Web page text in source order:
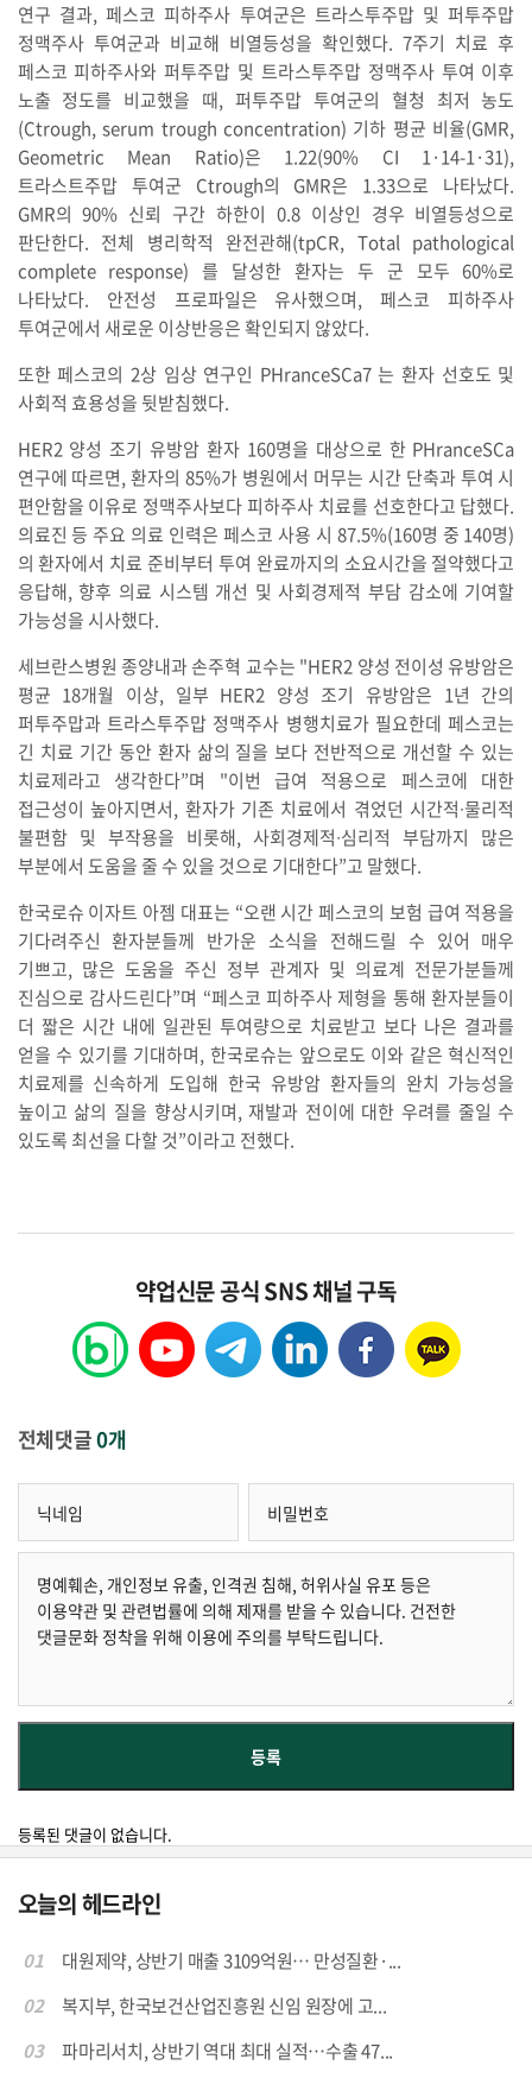
연구 결과, 페스코 피하주사 투여군은 트라스투주맙 및 퍼투주맙
정맥주사 투여군과 비교해 비열등성을 확인했다. 7주기 치료 후
페스코 피하주사와 퍼투주맙 및 트라스투주맙 정맥주사 투여 이후
노출 정도를 비교했을 때, 퍼투주맙 투여군의 혈청 최저 농도
(Ctrough, serum trough concentration) 기하 평균 비율(GMR,
Geometric Mean Ratio)은 1.22(90% CI 1·14-1·31),
트라스트주맙 투여군 Ctrough의 GMR은 1.33으로 나타났다.
GMR의 90% 신뢰 구간 하한이 0.8 이상인 경우 비열등성으로
판단한다. 전체 병리학적 완전관해(tpCR, Total pathological
complete response) 를 달성한 환자는 두 군 모두 60%로
나타났다. 안전성 프로파일은 유사했으며, 페스코 피하주사
투여군에서 새로운 이상반응은 확인되지 않았다.
또한 페스코의 2상 임상 연구인 PHranceSCa7 는 환자 선호도 및
사회적 효용성을 뒷받침했다.
HER2 양성 조기 유방암 환자 160명을 대상으로 한 PHranceSCa
연구에 따르면, 환자의 85%가 병원에서 머무는 시간 단축과 투여 시
편안함을 이유로 정맥주사보다 피하주사 치료를 선호한다고 답했다.
의료진 등 주요 의료 인력은 페스코 사용 시 87.5%(160명 중 140명)
의 환자에서 치료 준비부터 투여 완료까지의 소요시간을 절약했다고
응답해, 향후 의료 시스템 개선 및 사회경제적 부담 감소에 기여할
가능성을 시사했다.
세브란스병원 종양내과 손주혁 교수는 "HER2 양성 전이성 유방암은
평균 18개월 이상, 일부 HER2 양성 조기 유방암은 1년 간의
퍼투주맙과 트라스투주맙 정맥주사 병행치료가 필요한데 페스코는
긴 치료 기간 동안 환자 삶의 질을 보다 전반적으로 개선할 수 있는
치료제라고 생각한다”며 "이번 급여 적용으로 페스코에 대한
접근성이 높아지면서, 환자가 기존 치료에서 겪었던 시간적∙물리적
불편함 및 부작용을 비롯해, 사회경제적∙심리적 부담까지 많은
부분에서 도움을 줄 수 있을 것으로 기대한다”고 말했다.
한국로슈 이자트 아젬 대표는 “오랜 시간 페스코의 보험 급여 적용을
기다려주신 환자분들께 반가운 소식을 전해드릴 수 있어 매우
기쁘고, 많은 도움을 주신 정부 관계자 및 의료계 전문가분들께
진심으로 감사드린다”며 “페스코 피하주사 제형을 통해 환자분들이
더 짧은 시간 내에 일관된 투여량으로 치료받고 보다 나은 결과를
얻을 수 있기를 기대하며, 한국로슈는 앞으로도 이와 같은 혁신적인
치료제를 신속하게 도입해 한국 유방암 환자들의 완치 가능성을
높이고 삶의 질을 향상시키며, 재발과 전이에 대한 우려를 줄일 수
있도록 최선을 다할 것”이라고 전했다.
약업신문 공식 SNS 채널 구독
전체댓글0개
등록된 댓글이 없습니다.
오늘의 헤드라인
01
대원제약, 상반기 매출 3109억원… 만성질환·...
02
복지부, 한국보건산업진흥원 신임 원장에 고...
03
파마리서치, 상반기 역대 최대 실적…수출 47...